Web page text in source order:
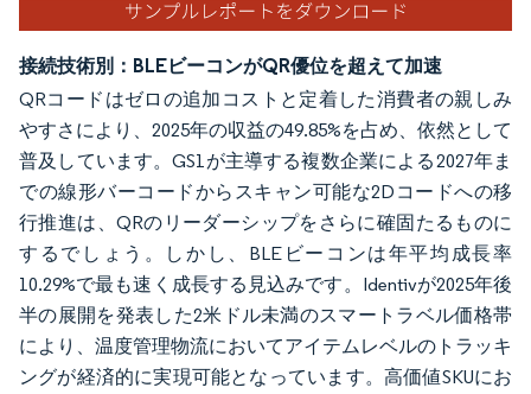
接続技術別：BLEビーコンがQR優位を超えて加速
QRコードはゼロの追加コストと定着した消費者の親しみ
やすさにより、2025年の収益の49.85%を占め、依然として
普及しています。GS1が主導する複数企業による2027年ま
での線形バーコードからスキャン可能な2Dコードへの移
行推進は、QRのリーダーシップをさらに確固たるものに
するでしょう。しかし、BLEビーコンは年平均成長率
10.29%で最も速く成長する見込みです。Identivが2025年後
半の展開を発表した2米ドル未満のスマートラベル価格帯
により、温度管理物流においてアイテムレベルのトラッキ
ングが経済的に実現可能となっています。高価値SKUにお